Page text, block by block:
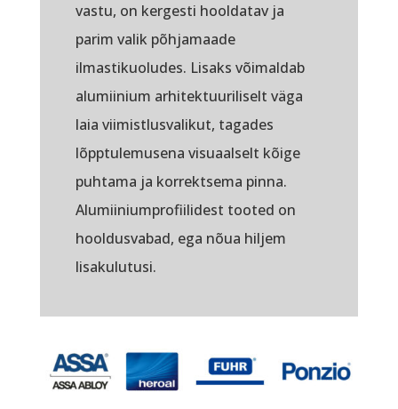
vastu, on kergesti hooldatav ja
parim valik põhjamaade
ilmastikuoludes. Lisaks võimaldab
alumiinium arhitektuuriliselt väga
laia viimistlusvalikut, tagades
lõpptulemusena visuaalselt kõige
puhtama ja korrektsema pinna.
Alumiiniumprofiilidest tooted on
hooldusvabad, ega nõua hiljem
lisakulutusi.